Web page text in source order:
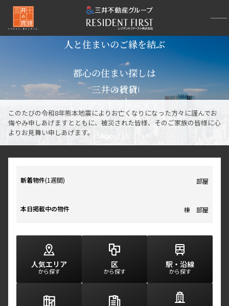
人と住まいのご縁を結ぶ
都心の住まい探しは
三井の賃貸
About us
scroll
このたびの令和8年熊本地震によりお亡くなりになった方々に謹んでお
悔やみ申しあげますとともに、被災された皆様、そのご家族の皆様に心
よりお見舞い申しあげます。
新着物件(1週間) 部屋
本日掲載中の物件 棟 部屋
人気エリア
から探す
区
から探す
駅・沿線
から探す